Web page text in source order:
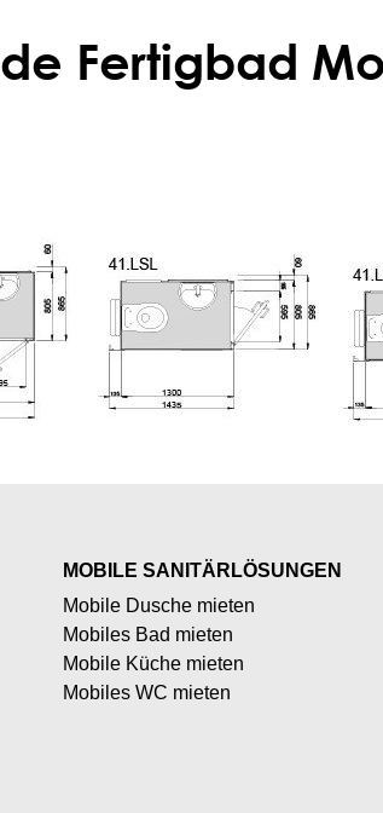
Fertigbad
MOBILE SANITÄRLÖSUNGEN
Mobile Dusche mieten
Mobiles Bad mieten
Mobile Küche mieten
Mobiles WC mieten